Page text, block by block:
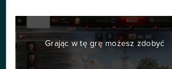
Grając w tę grę możesz zdobyć